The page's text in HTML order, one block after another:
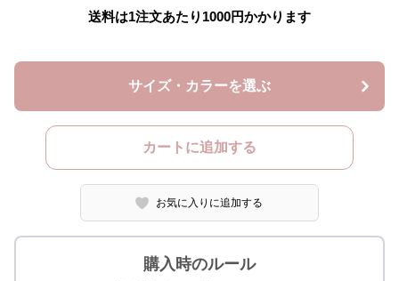
送料は1注文あたり 1000円かかります
サイズ・カラーを選ぶ
カートに追加する
お気に入りに追加する
購入時のルール